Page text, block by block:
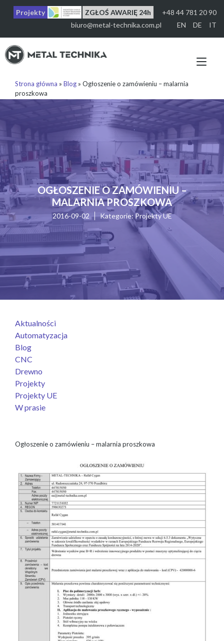
Projekty ZGŁOŚ AWARIĘ 24h
+48 44 781 20 90
biuro@metal-technika.com.pl
EN DE IT
Strona główna » Blog » Ogłoszenie o zamówieniu – malarnia
proszkowa
OGŁOSZENIE O ZAMÓWIENIU –
MALARNIA PROSZKOWA
2016-09-02 Kategorie:Projekty UE
Ogłoszenie o zamówieniu – malarnia proszkowa
Aktualności
Automatyzacja
Blog
CNC
Drewno
Projekty
Projekty UE
W prasie